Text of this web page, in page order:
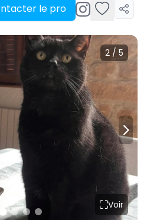
le pro
2 / 5
Voir